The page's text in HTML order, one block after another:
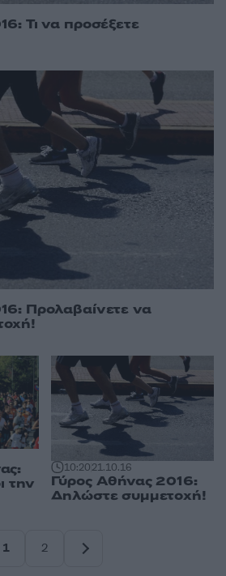
Τι να προσέξετε
Προλαβαίνετε να
την
10:2021.10.16
Γύρος Αθήνας 2016:
Δηλώστε συμμετοχή!
1
2